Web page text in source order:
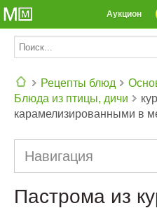
СЕГОДНЯ:
Аукцион
Рецепты блюд
Блюда из птицы, дичи
карамелизированными в
Навигация
Пастрома из